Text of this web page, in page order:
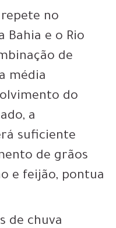
no
Bahia e o Rio
de
média
do
a
suficiente
de grãos
e feijão, pontua
de chuva